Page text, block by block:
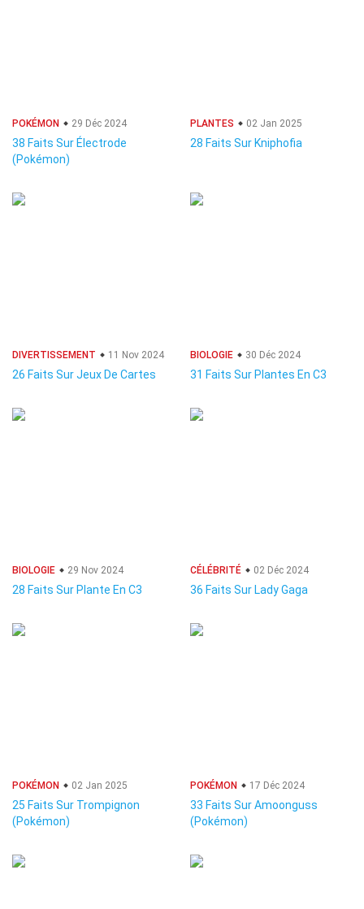
POKÉMON 29 Déc 2024
38 Faits Sur Électrode
(Pokémon)
PLANTES 02 Jan 2025
28 Faits Sur Kniphofia
DIVERTISSEMENT 11 Nov 2024
26 Faits Sur Jeux De Cartes
BIOLOGIE 30 Déc 2024
31 Faits Sur Plantes En C3
BIOLOGIE 29 Nov 2024
28 Faits Sur Plante En C3
CÉLÉBRITÉ 02 Déc 2024
36 Faits Sur Lady Gaga
POKÉMON 02 Jan 2025
25 Faits Sur Trompignon
(Pokémon)
POKÉMON 17 Déc 2024
33 Faits Sur Amoonguss
(Pokémon)